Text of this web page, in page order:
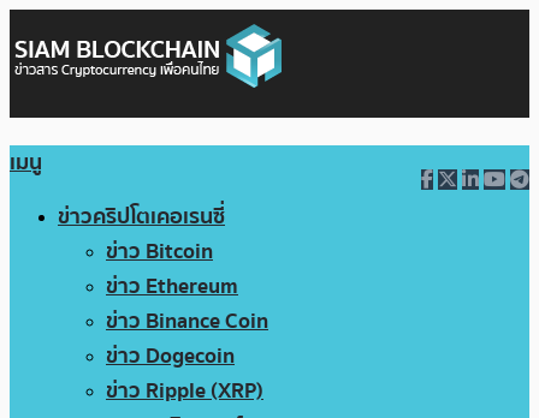
เมนู
ข่าวคริปโตเคอเรนซี่
ข่าว Bitcoin
ข่าว Ethereum
ข่าว Binance Coin
ข่าว Dogecoin
ข่าว Ripple (XRP)